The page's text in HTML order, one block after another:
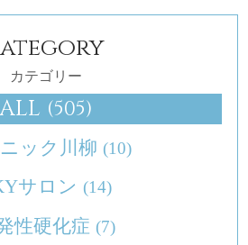
カテゴリー
ALL (505)
ック川柳 (10)
サロン (14)
性硬化症 (7)